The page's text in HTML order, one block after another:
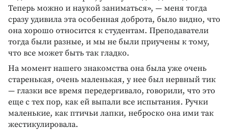
Теперь можно и наукой заниматься», — меня тогда
сразу удивила эта особенная доброта, было видно, что
она хорошо относится к студентам. Преподаватели
тогда были разные, и мы не были приучены к тому,
что все может быть так гладко.
На момент нашего знакомства она была уже очень
старенькая, очень маленькая, у нее был нервный тик
— глазки все время передергивало, говорили, что это
еще с тех пор, как ей выпали все испытания. Ручки
маленькие, как птичьи лапки, неброско она ими так
жестикулировала.